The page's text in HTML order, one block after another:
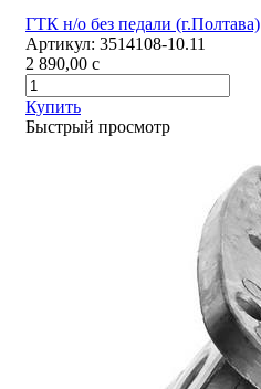
ГТК н/о без педали (г.Полтава)
Артикул: 3514108-10.11
2 890,00 c
Купить
Быстрый просмотр